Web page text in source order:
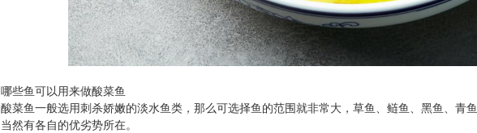
哪些鱼可以用来做酸菜鱼
酸菜鱼一般选用刺杀娇嫩的淡水鱼类，那么可选择鱼的范围就非常大，草鱼、鲢鱼、黑鱼、青
当然有各自的优劣势所在。